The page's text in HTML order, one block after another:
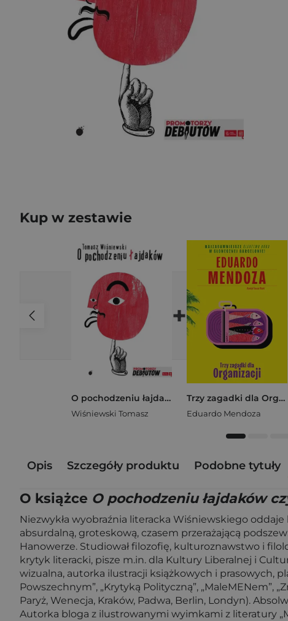
Kup w zestawie
O pochodzeniu łajdaków czyli opowieści z metra
Wiśniewski Tomasz
+
Trzy zagadki dla Organizacji
Eduardo Mendoza
Opis Szczegóły produktu Podobne tytuły
O książce O pochodzeniu łajdaków
Niezwykła wyobraźnia literacka Wiśniewskiego
absurdalną, groteskową, czasem przerażającą
Hanowerze. Studiował filozofię, kulturoznawstwo i
krytyk literacki, pisze m.in. dla Kultury Liberalnej i
wizualna, autorka ilustracji książkowych i prasowych,
Powszechnym”, „Krytyką Polityczną”, „MaleMENem”,
Paryż, Wenecja, Kraków, Padwa, Berlin, Londyn).
Autorka bloga z ilustrowanymi wyimkami z literatury